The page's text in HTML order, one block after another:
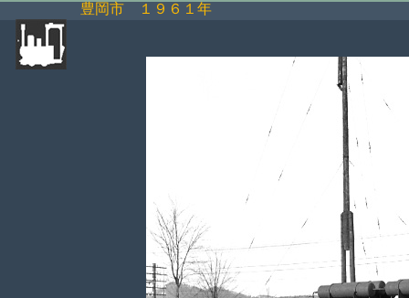
豊岡市 １９６１年